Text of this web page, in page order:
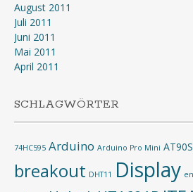
August 2011
Juli 2011
Juni 2011
Mai 2011
April 2011
SCHLAGWÖRTER
74HC595 Arduino Arduino Pro Mini
breakout DHT11 Display